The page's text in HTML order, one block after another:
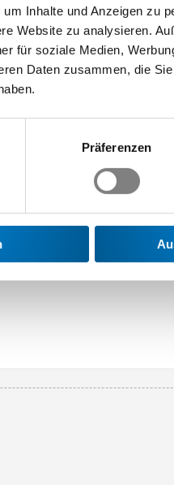
Inhalte und Anzeigen zu
Website zu analysieren.
für soziale Medien,
Daten zusammen, die
Präferenzen